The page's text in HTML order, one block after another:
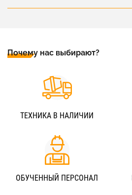
Почему нас выбирают?
ТЕХНИКА В НАЛИЧИИ
ОБУЧЕННЫЙ ПЕРСОНАЛ